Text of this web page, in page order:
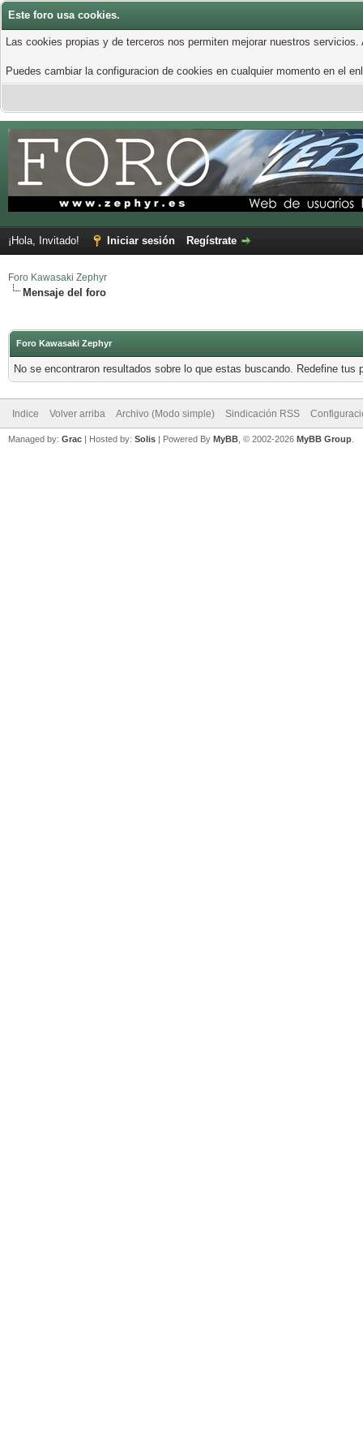
Este foro usa cookies.
Las cookies propias y de terceros nos permiten mejorar nuestros
Puedes cambiar la configuracion de cookies en cualquier momento en el
¡Hola, Invitado! Iniciar sesión Regístrate
Foro Kawasaki Zephyr
Mensaje del foro
Foro Kawasaki Zephyr
No se encontraron resultados sobre lo que estas buscando. Redefine tus
Indice Volver arriba Archivo (Modo simple) Sindicación RSS
Managed by: Grac | Hosted by: Solis | Powered By MyBB , © 2002-2026 MyBB Group